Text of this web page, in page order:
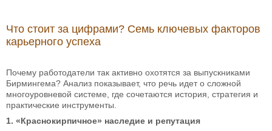
Что стоит за цифрами? Семь ключевых факторов
карьерного успеха
Почему работодатели так активно охотятся за выпускниками
Бирмингема? Анализ показывает, что речь идет о сложной
многоуровневой системе, где сочетаются история, стратегия и
практические инструменты.
1. «Краснокирпичное» наследие и репутация